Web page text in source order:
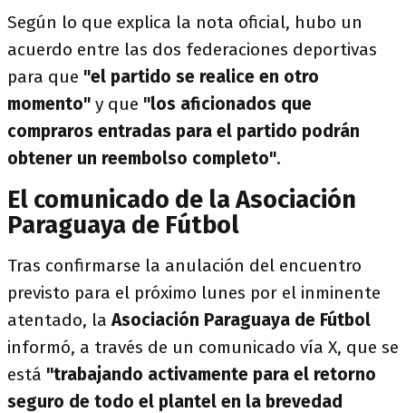
Según lo que explica la nota oficial, hubo un
acuerdo entre las dos federaciones deportivas
para que "el partido se realice en otro
momento" y que "los aficionados que
compraros entradas para el partido podrán
obtener un reembolso completo".
El comunicado de la Asociación
Paraguaya de Fútbol
Tras confirmarse la anulación del encuentro
previsto para el próximo lunes por el inminente
atentado, laAsociación Paraguaya de Fútbol
informó, a través de un comunicado vía X, que se
está "trabajando activamente para el retorno
seguro de todo el plantel en la brevedad